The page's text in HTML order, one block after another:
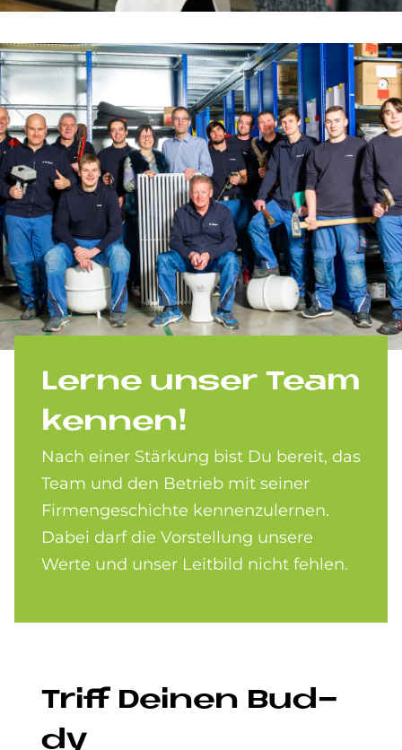
Ler­ne un­ser Team
ken­nen!
Nach einer Stärkung bist Du bereit, das
Team und den Betrieb mit seiner
Firmengeschichte kennenzulernen.
Dabei darf die Vorstellung unsere
Werte und unser Leitbild nicht fehlen.
Triff Dei­nen Bud­
dy